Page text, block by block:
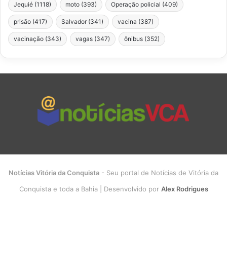
Jequié (1118) moto (393) Operação policial (409)
prisão (417) Salvador (341) vacina (387)
vacinação (343) vagas (347) ônibus (352)
Notícias Vitória da Conquista - Seu portal de Notícias de Vitória da
Conquista e toda a Bahia | Desenvolvido por Alex Rodrigues